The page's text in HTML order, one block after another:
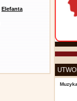
Elefanta
Muzyka